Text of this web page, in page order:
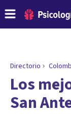
ENCONTRAR
Responde a
Directorio
Los
San